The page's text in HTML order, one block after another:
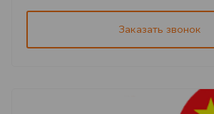
Заказать звонок